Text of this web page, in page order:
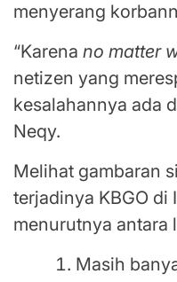
menyerang
“Karena no matter
netizen yang
kesalahannya ada
Neqy.
Melihat gambaran
terjadinya KBGO di
menurutnya antara
Masih